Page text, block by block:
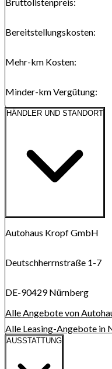
Bereitstellungskosten:
Mehr-km Kosten:
Minder-km Vergütung:
HÄNDLER UND STANDORT
Karte wird geladen...
Autohaus Kropf GmbH
Deutschherrnstraße 1-7
DE-90429 Nürnberg
Alle Angebote von
Alle Leasing-Angebote in
AUSSTATTUNG